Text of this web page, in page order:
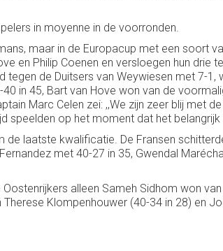
in moyenne in de voorronden.
maar in de Europacup met een soort
en Philip Coenen en versloegen hun drie
tegen de Duitsers van Weywiesen met 7-
in 45, Bart van Hove won van de
Marc Celen zei: ,,We zijn zeer blij met
op het moment dat het belangrijk
laatste kwalificatie. De Fransen
met 40-27 in 35, Gwendal
alleen Sameh Sidhom won
Klompenhouwer (40-34 in 28) en